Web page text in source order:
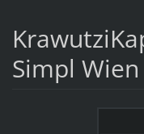
Simpl Wien